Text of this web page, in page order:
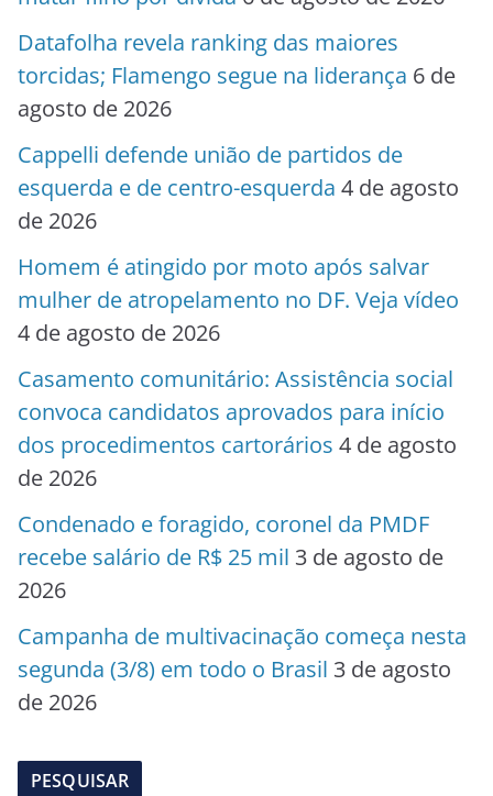
Datafolha revela ranking das maiores
torcidas; Flamengo segue na liderança 6 de
agosto de 2026
Cappelli defende união de partidos de
esquerda e de centro-esquerda 4 de agosto
de 2026
Homem é atingido por moto após salvar
mulher de atropelamento no DF. Veja vídeo
4 de agosto de 2026
Casamento comunitário: Assistência social
convoca candidatos aprovados para início
dos procedimentos cartorários 4 de agosto
de 2026
Condenado e foragido, coronel da PMDF
recebe salário de R$ 25 mil 3 de agosto de
2026
Campanha de multivacinação começa nesta
segunda (3/8) em todo o Brasil 3 de agosto
de 2026
PESQUISAR